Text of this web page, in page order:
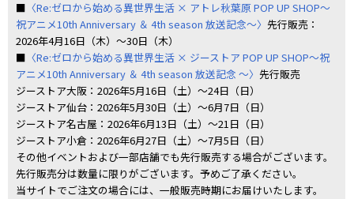
■ 〈Re:ゼロから始める異世界生活 × アトレ秋葉原 POP UP SHOP～
祝アニメ10th Anniversary ＆ 4th season 放送記念～〉 先行販売：
2026年4月16日（木）～30日（木）
■ 〈Re:ゼロから始める異世界生活 × ジーストア POP UP SHOP～祝
アニメ10th Anniversary ＆ 4th season 放送記念 ～〉 先行販売
ジーストア大阪：2026年5月16日（土）～24日（日）
ジーストア仙台：2026年5月30日（土）～6月7日（日）
ジーストア名古屋：2026年6月13日（土）～21日（日）
ジーストア小倉：2026年6月27日（土）～7月5日（日）
その他イベントおよび一部店舗でも先行販売する場合がございます。
先行販売分は数量に限りがございます。予めご了承ください。
当サイトでご注文の場合には、一般販売時期にお届けいたします。